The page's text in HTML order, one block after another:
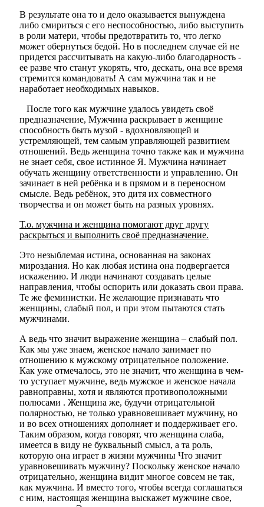
В результате она то и дело оказывается вынуждена
либо смириться с его неспособностью, либо выступить
в роли матери, чтобы предотвратить то, что легко
может обернуться бедой. Но в последнем случае ей не
придется рассчитывать на какую-либо благодарность -
ее разве что станут укорять, что, дескать, она все время
стремится командовать! А сам мужчина так и не
наработает необходимых навыков.
После того как мужчине удалось увидеть своё
предназначение, Мужчина раскрывает в женщине
способность быть музой - вдохновляющей и
устремляющей, тем самым управляющей раз­витием
отношений. Ведь женщина точно также как и мужчина
не знает себя, свое истинное Я. Мужчина начинает
обучать женщину ответственности и управлению. Он
зачинает в ней ребёнка и в прямом и в переносном
смысле. Ведь ребёнок, это дитя их совместного
творчества и он может быть на разных уровнях.
Т.о. мужчина и женщина помогают друг другу
раскрыться и выполнить своё предназначение.
Это незыблемая истина, основанная на законах
мироздания. Но как любая истина она подвергается
искажению. И люди начинают создавать целые
направления, чтобы оспорить или доказать свои права.
Те же феминистки. Не желающие признавать что
женщины, слабый пол, и при этом пытаются стать
мужчинами.
А ведь что значит выражение женщина – слабый пол.
Как мы уже знаем, женское начало занимает по
отношению к мужскому отрицательное положение.
Как уже отмечалось, это не значит, что женщина в чем-
то уступает мужчине, ведь мужское и женское начала
равноправны, хотя и являются противоположными
полюсами . Женщина же, будучи отрицательной
полярностью, не только уравновешивает мужчину, но
и во всех отношениях дополняет и поддерживает его.
Таким образом, когда говорят, что женщина слаба,
имеется в виду не буквальный смысл, а та роль,
которую она играет в жизни мужчины Что значит
уравновешивать мужчину? Поскольку женское начало
отрицательно, женщина видит многое совсем не так,
как мужчина. И вместо того, чтобы всегда соглашаться
с ним, настоящая женщина выскажет мужчине свое,